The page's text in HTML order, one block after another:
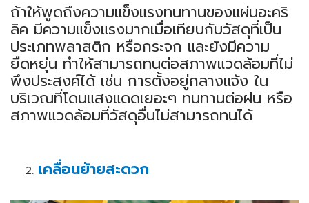
ถ้าให้พูดถึงความแข็งแรงทนทานของแผ่นอะคริ
ลิค มีความแข็งแรงมากเมื่อเทียบกับวัสดุที่เป็น
ประเภทพลาสติก หรือกระจก และยังมีความ
ยืดหยุ่น ทำให้สามารถทนต่อสภาพแวดล้อมที่ไม่
พึงประสงค์ได้ เช่น การตั้งอยู่กลางแจ้ง ใน
บริเวณที่โดนแสงแดดเยอะๆ ทนทานต่อฝน หรือ
สภาพแวดล้อมที่วัสดุอื่นไม่สามารถทนได้
เคลื่อนย้ายสะดวก